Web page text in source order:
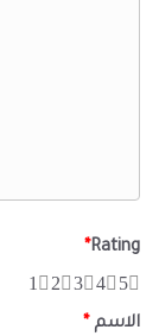
Rating
*
5
4
3
2
1
الاسم *